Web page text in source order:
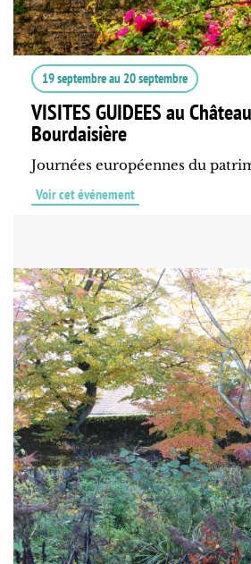
19 septembreau 20 septembre
VISITES GUIDEES au
Bourdaisière
Journées européennes du
Voir cet événement